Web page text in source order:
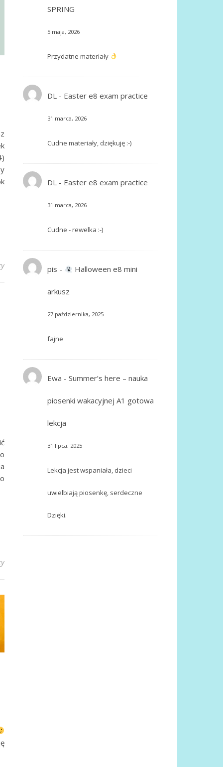
SPRING
5 maja, 2026
Przydatne materiały
DL- Easter e8 exam practice
31 marca, 2026
Cudne materiały, dziękuję :-)
DL- Easter e8 exam practice
31 marca, 2026
Cudne - rewelka :-)
pis - Halloween e8 mini
arkusz
27 października, 2025
fajne
Ewa - Summer’s here – nauka
piosenki wakacyjnej A1 gotowa
lekcja
31 lipca, 2025
Lekcja jest wspaniała, dzieci
uwielbiają piosenkę, serdeczne
Dzięki.